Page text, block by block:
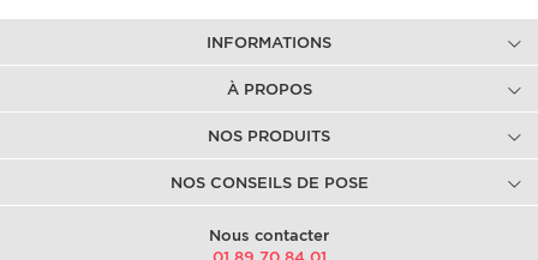
INFORMATIONS
À PROPOS
NOS PRODUITS
NOS CONSEILS DE POSE
Nous contacter